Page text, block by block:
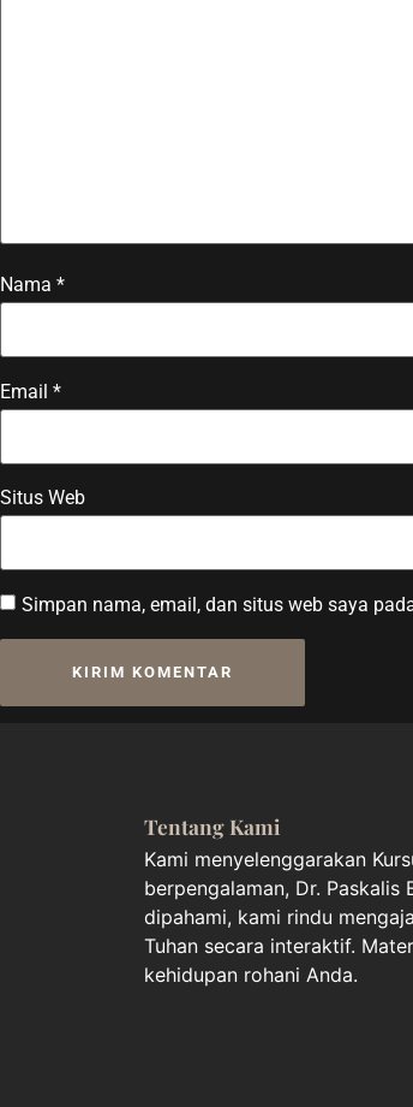
Nama *
Email *
Situs Web
Simpan nama, email, dan situs web saya
Tentang Kami
Kami menyelenggarakan
berpengalaman, Dr.
dipahami, kami rindu
Tuhan secara interaktif.
kehidupan rohani Anda.